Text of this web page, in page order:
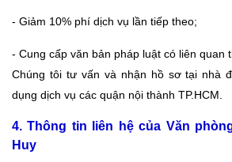
- Giảm 10% phí dịch vụ lần tiếp theo;
- Cung cấp văn bản pháp luật có liên quan
Chúng tôi tư vấn và nhận hồ sơ tại nhà
dụng dịch vụ các quận nội thành TP.HCM.
4. Thông tin liên hệ của Văn
Huy